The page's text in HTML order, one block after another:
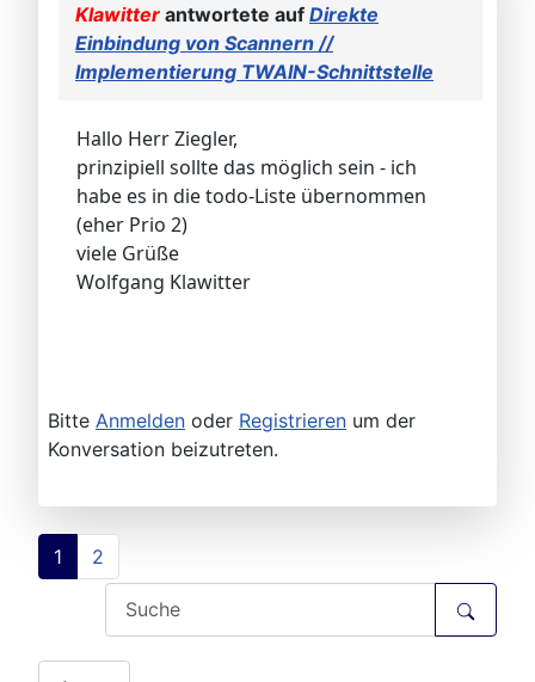
Klawitter antwortete auf Direkte
Einbindung von Scannern //
Implementierung TWAIN-Schnittstelle
Hallo Herr Ziegler,
prinzipiell sollte das möglich sein - ich
habe es in die todo-Liste übernommen
(eher Prio 2)
viele Grüße
Wolfgang Klawitter
Bitte Anmelden oder Registrieren um der
Konversation beizutreten.
1 2